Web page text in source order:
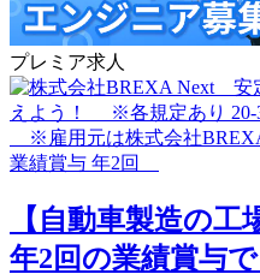
プレミア求人
【自動車製造の工
年2回の業績賞与